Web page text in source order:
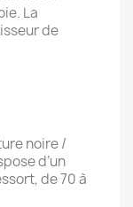
La
de
noire /
d’un
de 70 à